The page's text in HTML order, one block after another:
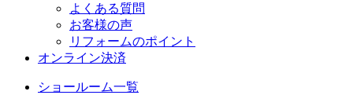
よくある質問
お客様の声
リフォームのポイント
オンライン決済
ショールーム一覧